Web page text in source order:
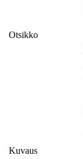
Otsikko
Kuvaus